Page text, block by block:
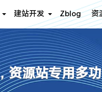
建站开发 Zblog 资
资源站专用多